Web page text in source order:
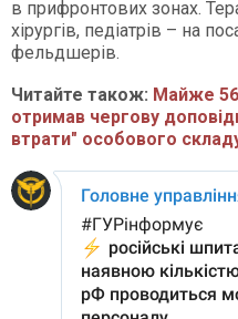
в прифронтових зонах.
хірургів, педіатрів – на
фельдшерів.
Читайте також: Майже 56
отримав чергову
втрати" особового складу